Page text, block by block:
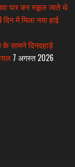
पार कर स्कूल जाते थे
में मिला नया हाई
के सामने दिनदहाड़े
7 अगस्त 2026